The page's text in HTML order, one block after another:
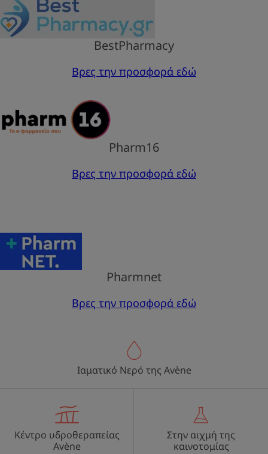
BestPharmacy
Βρες την προσφορά εδώ
Pharm16
Βρες την προσφορά εδώ
Pharmnet
Βρες την προσφορά εδώ
Ιαματικό Νερό της Avène
Κέντρο υδροθεραπείας
Avène
Στην αιχμή της
καινοτομίας